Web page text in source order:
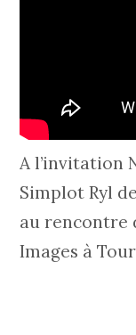
A l’invitation
Simplot Ryl
au rencontre
Images à